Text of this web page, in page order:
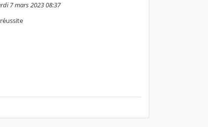
7 mars 2023 08:37